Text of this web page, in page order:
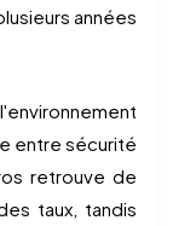
années
entre sécurité
retrouve de
taux, tandis